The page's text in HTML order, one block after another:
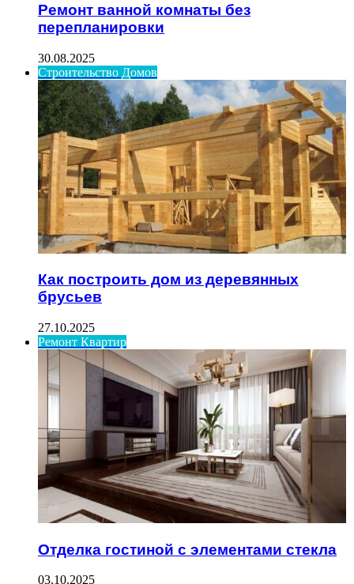
Ремонт ванной комнаты без
перепланировки
30.08.2025
Строительство Домов
Как построить дом из деревянных
брусьев
27.10.2025
Ремонт Квартир
Отделка гостиной с элементами стекла
03.10.2025